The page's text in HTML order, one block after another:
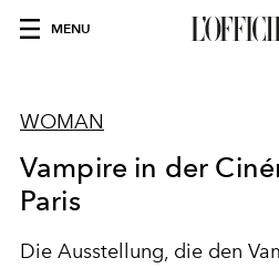
MENU
WOMAN
Vampire in der
Paris
Die Ausstellung, die den